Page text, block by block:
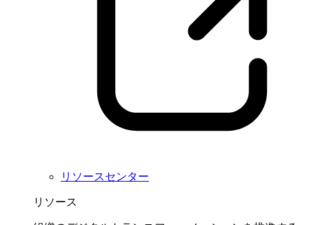
リソースセンター
リソース